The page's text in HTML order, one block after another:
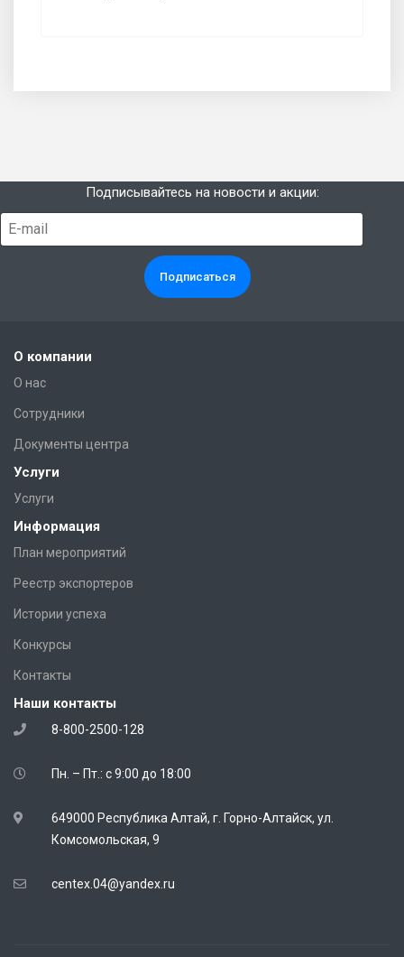
Подписывайтесь на новости и акции:
О компании
О нас
Сотрудники
Документы центра
Услуги
Услуги
Информация
План мероприятий
Реестр экспортеров
Истории успеха
Конкурсы
Контакты
Наши контакты
8-800-2500-128
Пн. – Пт.: с 9:00 до 18:00
649000 Республика Алтай, г. Горно-Алтайск, ул.
Комсомольская, 9
centex.04@yandex.ru